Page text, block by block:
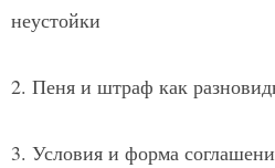
неустойки
2. Пеня и штраф как
3. Условия и форма